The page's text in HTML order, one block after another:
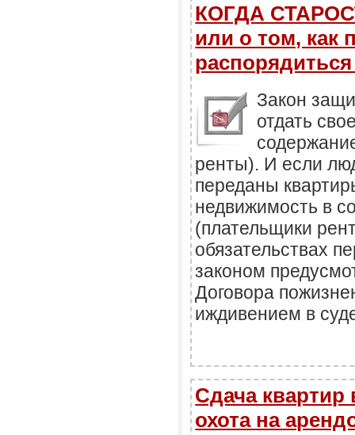
КОГДА
или о том, как
Закон
отдать
ренты). И если
переданы
недвижимость в
(плательщики
обязательствах
законом
Договора
иждивением в
Сдача квартир
охота на